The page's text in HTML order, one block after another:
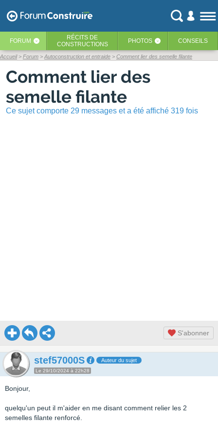
FORUM ‹ RÉCITS DE
CONSTRUCTIONS
PHOTOS ‹ CONSEILS
Accueil Forum Autoconstruction et entraide Comment lier des semelle filante
Comment lier des
semelle filante
Ce sujet comporte 29 messages et a été affiché 319 fois
S'abonner
stef57000S Auteur du sujet
Le 29/10/2024 à 22h28
Bonjour,
quelqu'un peut il m'aider en me disant comment relier les 2
semelles filante renforcé.